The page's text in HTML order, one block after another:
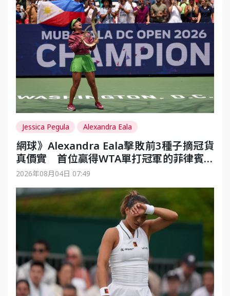
Jessica Pegula Alexandra Eala
​網球》Alexandra Eala擊敗前3種子摘冠貨
真價實 首位贏得WTA單打冠軍的菲律賓女
將
2026年08月04日 07:49